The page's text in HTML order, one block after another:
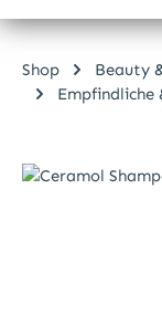
Shop Beauty
Empfindliche
Bildergalerie